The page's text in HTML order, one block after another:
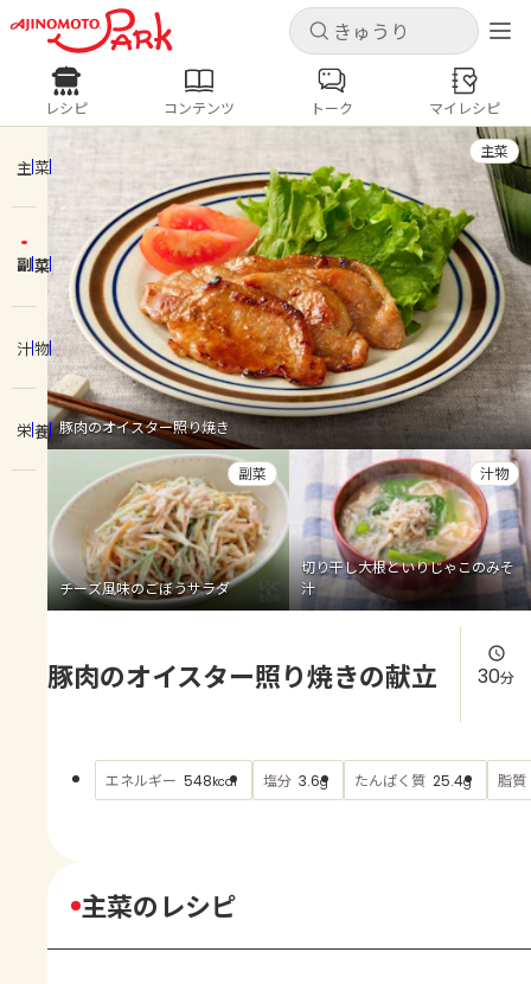
キャンセル
ログインするとレシピを保存できます
ログイン 新規登録
ホーム
コンテンツ
レシピ
トーク
よくあるお問い合わせ
お買い物
AJINOMOTO PARK とは
キャンセル
レシピ コンテンツ
人気の食材・レシピ
きゅうり なす トマト
とうもろこし
ピーマン
みょうが ゴーヤ
レシピ コンテンツ トーク マイレシピ
主菜
副菜
汁物
栄養 豚肉のオイスター照り焼き
主菜
チーズ風味のごぼうサラダ
副菜
切り干し大根といりじゃこのみそ
汁
汁物
豚肉のオイスター照り焼きの献立 30分
エネルギー 548kcal 塩分 3.6g たんぱく質 25.4g 脂質
主菜のレシピ